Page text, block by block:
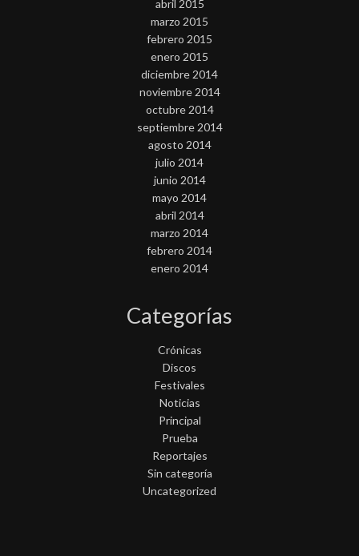
abril 2015
marzo 2015
febrero 2015
enero 2015
diciembre 2014
noviembre 2014
octubre 2014
septiembre 2014
agosto 2014
julio 2014
junio 2014
mayo 2014
abril 2014
marzo 2014
febrero 2014
enero 2014
Categorías
Crónicas
Discos
Festivales
Noticias
Principal
Prueba
Reportajes
Sin categoría
Uncategorized